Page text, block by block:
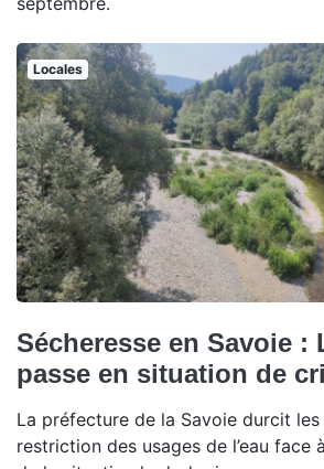
Locales
Sécheresse en Savoie :
passe en situation de
La préfecture de la Savoie durcit les
restriction des usages de l’eau face